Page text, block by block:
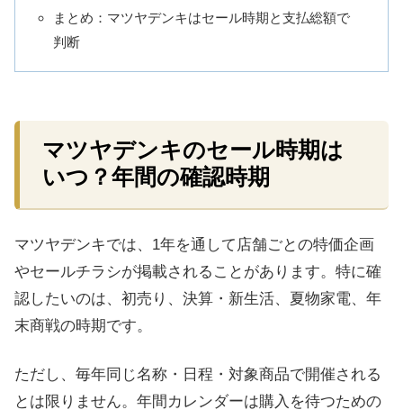
まとめ：マツヤデンキはセール時期と支払総額で
判断
マツヤデンキのセール時期は
いつ？年間の確認時期
マツヤデンキでは、1年を通して店舗ごとの特価企画
やセールチラシが掲載されることがあります。特に確
認したいのは、初売り、決算・新生活、夏物家電、年
末商戦の時期です。
ただし、毎年同じ名称・日程・対象商品で開催される
とは限りません。年間カレンダーは購入を待つための